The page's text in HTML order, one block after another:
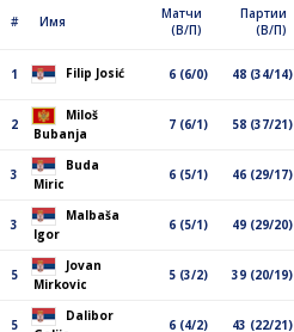
# Имя
Матчи
(В/П)
Партии
(В/П)
1 Filip Josić 6 (6/0) 48 (34/14)
2
Miloš
Bubanja
7 (6/1) 58 (37/21)
3
Buda
Miric
6 (5/1) 46 (29/17)
3
Malbaša
Igor
6 (5/1) 49 (29/20)
5
Jovan
Mirkovic
5 (3/2) 39 (20/19)
5
Dalibor
6 (4/2) 43 (22/21)